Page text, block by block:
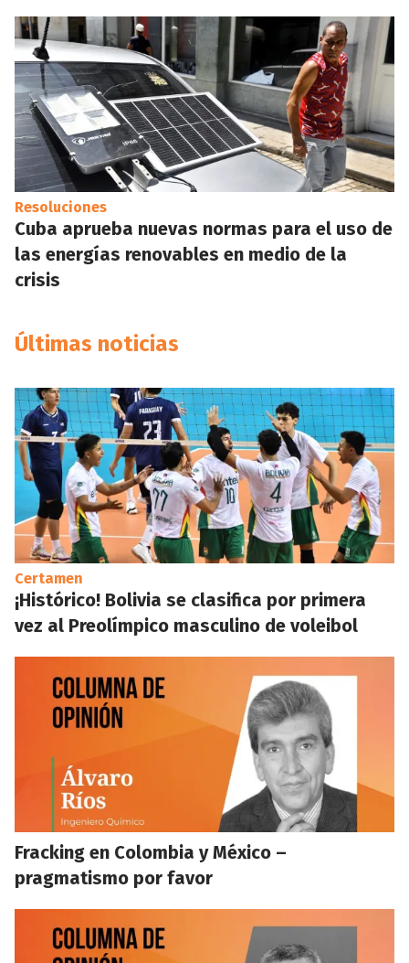
Resoluciones
Cuba aprueba nuevas normas para el uso de
las energías renovables en medio de la
crisis
Últimas noticias
Certamen
¡Histórico! Bolivia se clasifica por primera
vez al Preolímpico masculino de voleibol
Fracking en Colombia y México –
pragmatismo por favor